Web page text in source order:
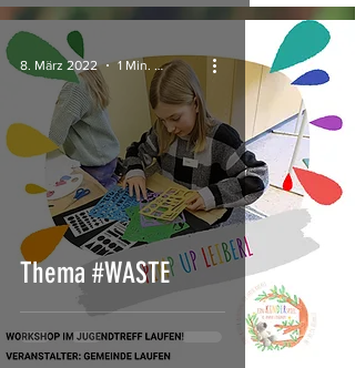
Thema #WASTE
8. März 2022 1 Min. Lesezeit